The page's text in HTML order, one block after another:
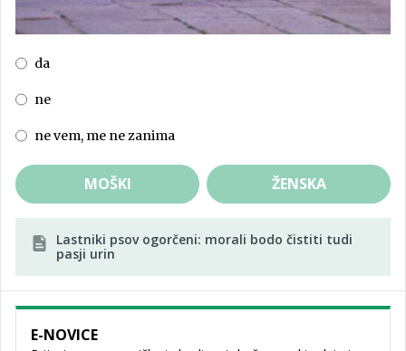
da
ne
ne vem, me ne zanima
MOŠKI ŽENSKA
Lastniki psov ogorčeni: morali bodo čistiti tudi
pasji urin
E-NOVICE